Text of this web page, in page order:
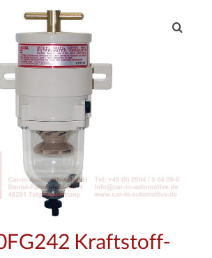
Kraftstoff-